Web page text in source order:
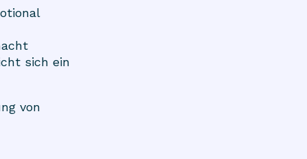
sich ein
von